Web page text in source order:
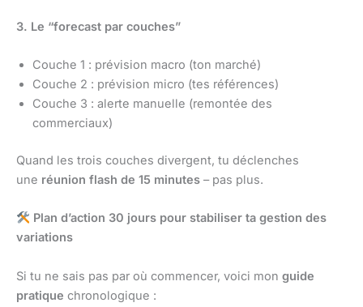
3. Le “forecast par couches”
Couche 1 : prévision macro (ton marché)
Couche 2 : prévision micro (tes références)
Couche 3 : alerte manuelle (remontée des
commerciaux)
Quand les trois couches divergent, tu déclenches
une réunion flash de 15 minutes – pas plus.
Plan d’action 30 jours pour stabiliser ta gestion des
variations
Si tu ne sais pas par où commencer, voici mon guide
pratique chronologique :